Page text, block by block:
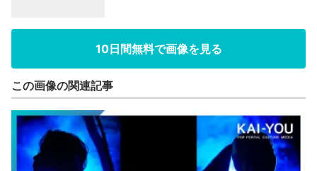
10日間無料で画像を見る
この画像の関連記事